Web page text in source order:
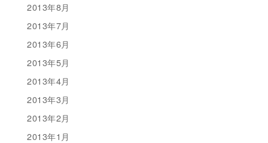
2013年8月
2013年7月
2013年6月
2013年5月
2013年4月
2013年3月
2013年2月
2013年1月